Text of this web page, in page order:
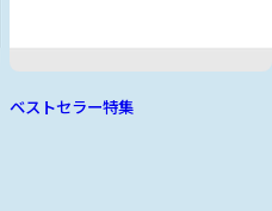
ベストセラー特集